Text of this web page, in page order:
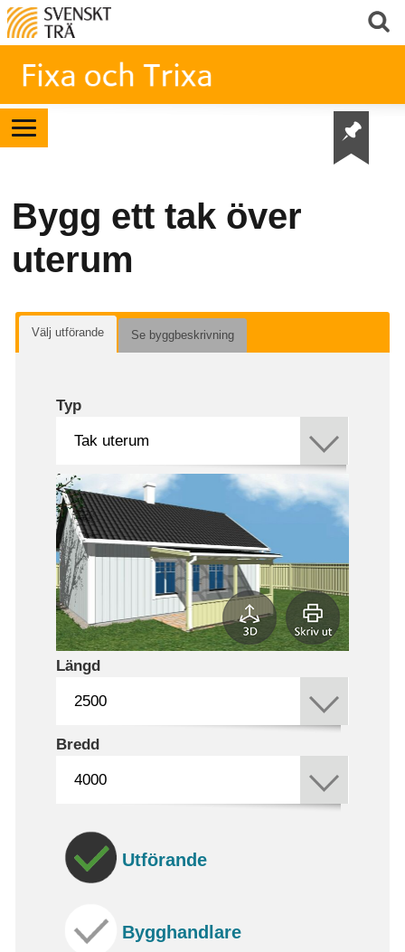
Bygg ett tak över
uterum
Välj utförande Se byggbeskrivning
Typ
Längd
Bredd
Utförande
Bygghandlare